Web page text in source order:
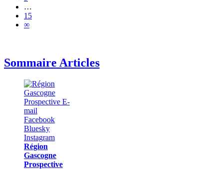
…
15
∞
Sommaire Articles
Région
Gascogne
Prospective